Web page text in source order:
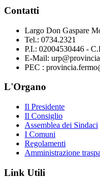
Contatti
Largo Don Gaspare
Tel.: 0734.2321
P.I.: 02004530446 -
E-Mail:
PEC :
L'Organo
Il Presidente
Il Consiglio
Assemblea dei Sindaci
I Comuni
Regolamenti
Amministrazione
Link Utili